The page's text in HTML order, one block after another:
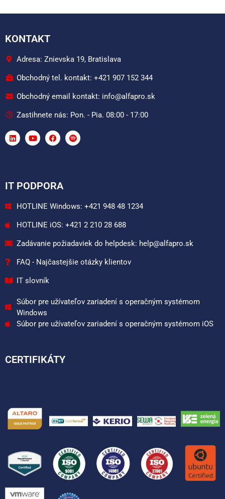
KONTAKT
Adresa: Znievska 19, Bratislava
Obchodný tel. kontakt: +421 907 152 344
Obchodný email kontakt: info@alfapro.sk
Zastihnete nás: Pon. - Pia. 08:00 - 17:00
IT PODPORA
HOTLINE Windows: +421 948 48 1234
HOTLINE iOS: +421 2 210 28 688
Zadávanie požiadaviek do helpdesk: help@alfapro.sk
FAQ - Najčastejšie otázky klientov
IT slovník
Súbor pre užívateľov zariadení s operačným systémom
Windows
Súbor pre užívateľov zariadení s operačným systémom iOS
CERTIFIKÁTY